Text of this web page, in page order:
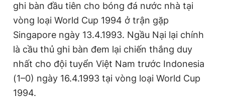
Theo dõi báo trên
Hotline
0906 645 777
Liên hệ quảng cáo
0908 780 404
Đặt báo Quảng cáo RSS Tòa soạn Chính sách bảo
ghi bàn đầu tiên cho bóng đá nước nhà tại
vòng loại World Cup 1994 ở trận gặp
Singapore ngày 13.4.1993. Ngầu Nại lại chính
là cầu thủ ghi bàn đem lại chiến thắng duy
nhất cho đội tuyển Việt Nam trước Indonesia
(1–0) ngày 16.4.1993 tại vòng loại World Cup
1994.